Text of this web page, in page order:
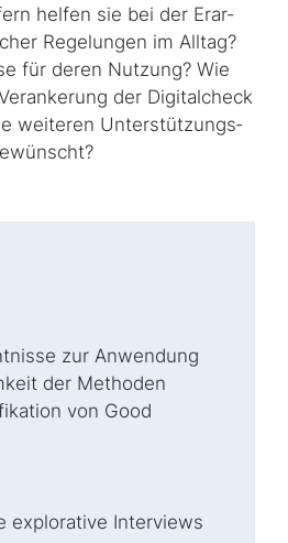
helfen sie bei der Er­ar­
Regelungen im Alltag?
für deren Nutzung? Wie
der Digitalcheck
weiteren Un­ter­stüt­zungs­
zur Anwendung
der Methoden
von Good
explorative Interviews